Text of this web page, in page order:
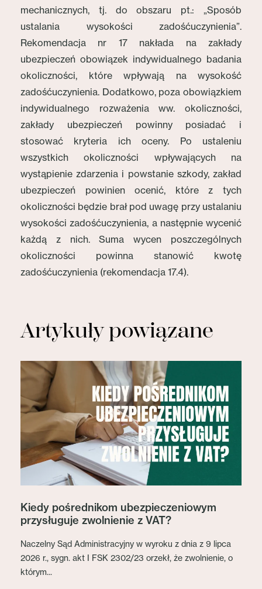
mechanicznych, tj. do obszaru pt.: „Sposób
ustalania wysokości zadośćuczynienia”.
Rekomendacja nr 17 nakłada na zakłady
ubezpieczeń obowiązek indywidualnego badania
okoliczności, które wpływają na wysokość
zadośćuczynienia. Dodatkowo, poza obowiązkiem
indywidualnego rozważenia ww. okoliczności,
zakłady ubezpieczeń powinny posiadać i
stosować kryteria ich oceny. Po ustaleniu
wszystkich okoliczności wpływających na
wystąpienie zdarzenia i powstanie szkody, zakład
ubezpieczeń powinien ocenić, które z tych
okoliczności będzie brał pod uwagę przy ustalaniu
wysokości zadośćuczynienia, a następnie wycenić
każdą z nich. Suma wycen poszczególnych
okoliczności powinna stanowić kwotę
zadośćuczynienia (rekomendacja 17.4).
Artykuły powiązane
Kiedy pośrednikom ubezpieczeniowym
przysługuje zwolnienie z VAT?
Naczelny Sąd Administracyjny w wyroku z dnia z 9 lipca
2026 r., sygn. akt I FSK 2302/23 orzekł, że zwolnienie, o
którym...